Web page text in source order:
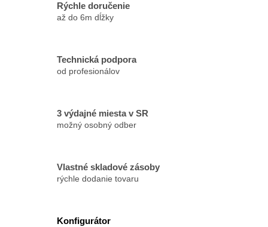
Rýchle doručenie
až do 6m dĺžky
Technická podpora
od profesionálov
3 výdajné miesta v SR
možný osobný odber
Vlastné skladové zásoby
rýchle dodanie tovaru
Konfigurátor